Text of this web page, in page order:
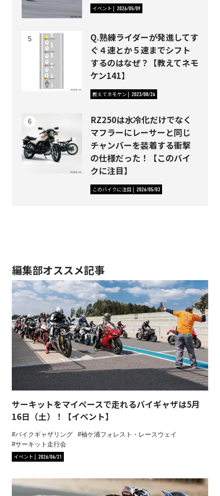
イベント 2026/05/09
Q.熟練ライダーが発進してす
ぐ４速とか５速までシフト
するのはなぜ？【教えてネモ
ケン141】
教えてネモケン 2023/08/24
RZ250は水冷化だけでなく
マフラーにレーサーと同じ
チャンバーを装着する衝撃
の仕様だった！【このバイ
クに注目】
このバイクに注目 2026/05/03
編集部オススメ記事
サーキットをマイペースで走れるバイギャザは5月
16日（土）！【イベント】
バイクギャザリング
袖ケ浦フォレスト・レースウェイ
サーキット走行会
イベント
2026/04/21